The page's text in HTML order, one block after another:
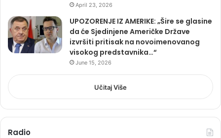
April 23, 2026
UPOZORENJE IZ AMERIKE: „Šire se glasine
da će Sjedinjene Američke Države
izvršiti pritisak na novoimenovanog
visokog predstavnika…“
June 15, 2026
Učitaj Više
Radio